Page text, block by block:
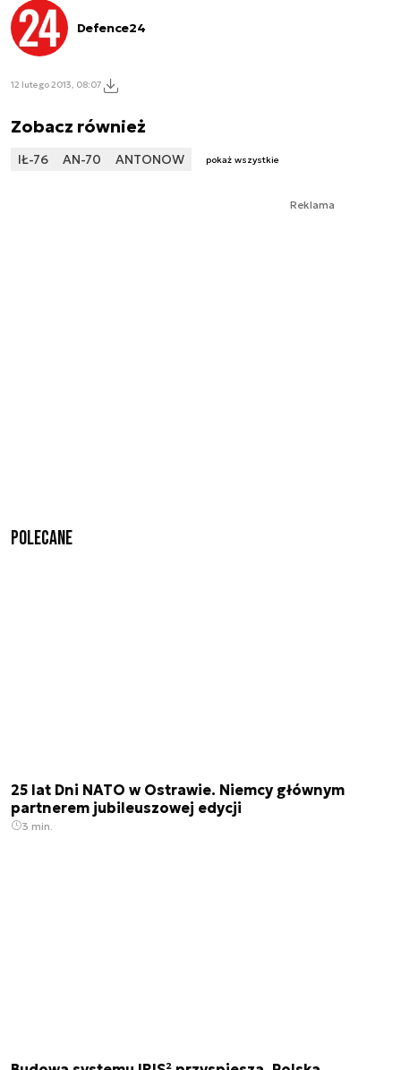
Defence24
12 lutego 2013, 08:07
Zobacz również
IŁ-76 AN-70 ANTONOW pokaż wszystkie
Reklama
Polecane
25 lat Dni NATO w Ostrawie. Niemcy głównym
partnerem jubileuszowej edycji
3 min.